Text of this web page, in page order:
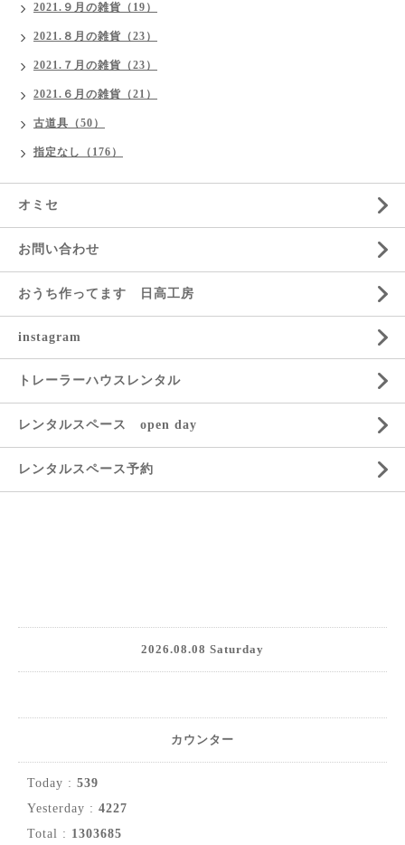
2021.９月の雑貨（19）
2021.８月の雑貨（23）
2021.７月の雑貨（23）
2021.６月の雑貨（21）
古道具（50）
指定なし（176）
オミセ
お問い合わせ
おうち作ってます 日高工房
instagram
トレーラーハウスレンタル
レンタルスペース open day
レンタルスペース予約
2026.08.08 Saturday
カウンター
Today : 539
Yesterday : 4227
Total : 1303685